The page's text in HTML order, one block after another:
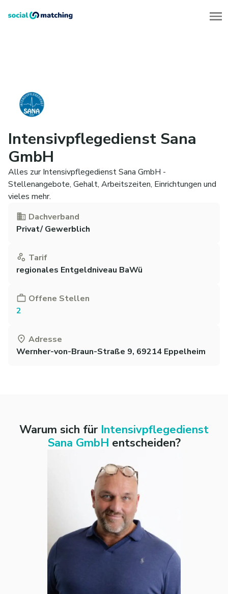
Intensivpflegedienst Sana
GmbH
Alles zur Intensivpflegedienst Sana GmbH -
Stellenangebote, Gehalt, Arbeitszeiten, Einrichtungen und
vieles mehr.
Dachverband
Privat/ Gewerblich
Tarif
regionales Entgeldniveau BaWü
Offene Stellen
2
Adresse
Wernher-von-Braun-Straße 9, 69214 Eppelheim
Warum sich für Intensivpflegedienst
Sana GmbH entscheiden?